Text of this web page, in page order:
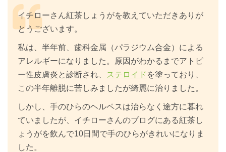
イチローさん紅茶しょうがを教えていただきありが
とうございます。
私は、半年前、歯科金属（パラジウム合金）による
アレルギーになりました。原因がわかるまでアトピ
ー性皮膚炎と診断され、
ステロイド を塗っており、
この半年離脱に苦しみましたが綺麗に治りました。
しかし、手のひらのヘルペスは治らなく途方に暮れ
ていましたが、イチローさんのブログにある紅茶し
ょうがを飲んで10日間で手のひらがきれいになりま
した。